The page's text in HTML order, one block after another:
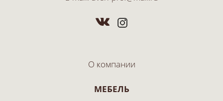
О компании
МЕБЕЛЬ